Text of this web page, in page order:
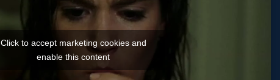
Click to accept marketing cookies and
enable this content